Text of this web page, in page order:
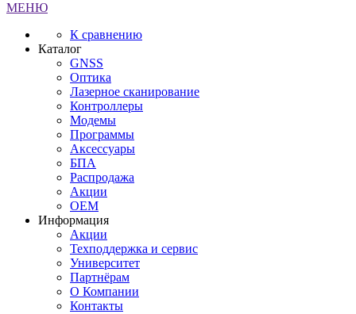
МЕНЮ
К сравнению
Каталог
GNSS
Оптика
Лазерное сканирование
Контроллеры
Модемы
Программы
Аксеcсуары
БПА
Распродажа
Акции
OEM
Информация
Акции
Техподдержка и сервис
Университет
Партнёрам
О Компании
Контакты